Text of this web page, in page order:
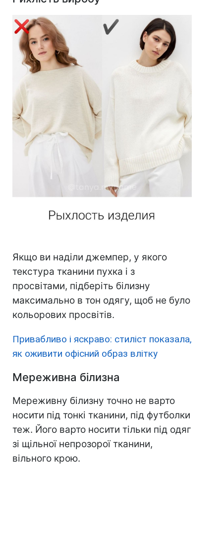
Якщо ви наділи джемпер, у якого
текстура тканини пухка і з
просвітами, підберіть білизну
максимально в тон одягу, щоб не було
кольорових просвітів.
Привабливо і яскраво: стиліст показала,
як оживити офісний образ влітку
Мереживна білизна
Мереживну білизну точно не варто
носити під тонкі тканини, під футболки
теж. Його варто носити тільки під одяг
зі щільної непрозорої тканини,
вільного крою.